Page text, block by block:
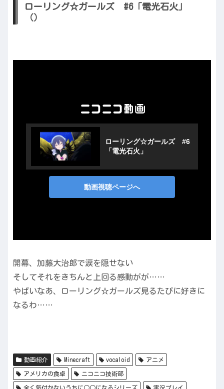
ローリング☆ガールズ #6「電光石火」
（）
開幕、加藤大治郎で涙を隠せない
そしてそれをきちんと上回る感動がが……
やばいなあ、ローリング☆ガールズ見るたびに好きに
なるわ……
動画紹介 Minecraft vocaloid アニメ
アメリカの食卓 ニコニコ技術部
全く気付かないうちに○○になるシリーズ 実況プレイ